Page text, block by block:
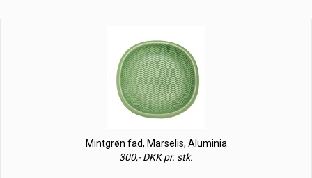
Mintgrøn fad, Marselis, Aluminia
300,- DKK pr. stk.